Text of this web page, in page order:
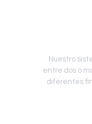
Nuestro
entre dos o
diferentes